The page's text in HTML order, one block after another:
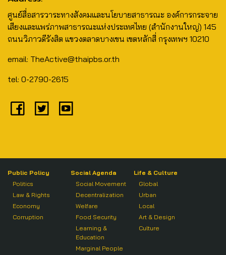
ศูนย์สื่อสารวาระทางสังคมและนโยบายสาธารณะ องค์การกระจาย
เสียงและแพร่ภาพสาธารณะแห่งประเทศไทย (สำนักงานใหญ่) 145
ถนนวิภาวดีรังสิต แขวงตลาดบางเขน เขตหลักสี่ กรุงเทพฯ 10210
email: TheActive@thaipbs.or.th
tel: 0-2790-2615
Public Policy
Politics
Law & Rights
Economy
Corruption
Social Agenda
Social Movement
Decentralization
Welfare
Food Security
Learning &
Education
Marginal People
Life & Culture
Global
Urban
Local
Art & Design
Culture